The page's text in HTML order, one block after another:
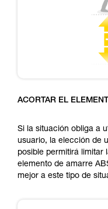
ACORTAR EL
Si la situación obliga a
usuario, la elección de
posible permitirá limitar
elemento de amarre
mejor a este tipo de